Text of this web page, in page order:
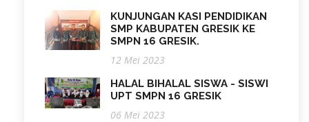
KUNJUNGAN KASI PENDIDIKAN
SMP KABUPATEN GRESIK KE
SMPN 16 GRESIK.
12 Mei 2023
HALAL BIHALAL SISWA - SISWI
UPT SMPN 16 GRESIK
06 Mei 2023